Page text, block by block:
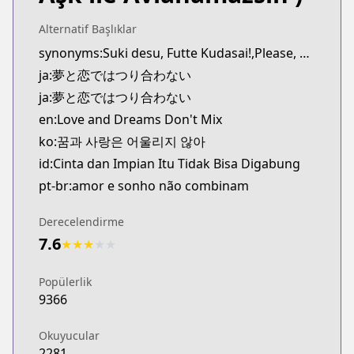
Kitsu
https://kitsu.app/manga/73502
MangaUpdates
MangaUpdates
https://www.mangaupdates.com/
Book☆Walker
Book☆Walker
https://bookwalker.jp/series/538014
Alternatif Başlıklar
synonyms:Suki desu, Futte Kudasai!,Please, Break My Heart!
ja:夢と恋ではつり合わない
ja:夢と恋ではつり合わない
en:Love and Dreams Don't Mix
ko:꿈과 사랑은 어울리지 않아
id:Cinta dan Impian Itu Tidak Bisa Digabung
pt-br:amor e sonho não combinam
Derecelendirme
7.6★★★
Popülerlik
9366
Okuyucular